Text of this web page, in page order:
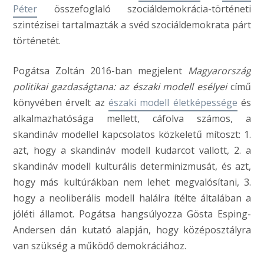
Péter összefoglaló szociáldemokrácia-történeti
szintézisei tartalmazták a svéd szociáldemokrata párt
történetét.
Pogátsa Zoltán 2016-ban megjelent Magyarország
politikai gazdaságtana: az északi modell esélyeicímű
könyvében érvelt az északi modell életképessége és
alkalmazhatósága mellett, cáfolva számos, a
skandináv modellel kapcsolatos közkeletű mítoszt: 1.
azt, hogy a skandináv modell kudarcot vallott, 2. a
skandináv modell kulturális determinizmusát, és azt,
hogy más kultúrákban nem lehet megvalósítani, 3.
hogy a neoliberális modell halálra ítélte általában a
jóléti államot. Pogátsa hangsúlyozza Gösta Esping-
Andersen dán kutató alapján, hogy középosztályra
van szükség a működő demokráciához.